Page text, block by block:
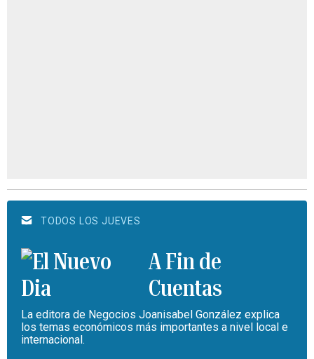
TODOS LOS JUEVES
A Fin de
Cuentas
La editora de Negocios Joanisabel González explica
los temas económicos más importantes a nivel local e
internacional.